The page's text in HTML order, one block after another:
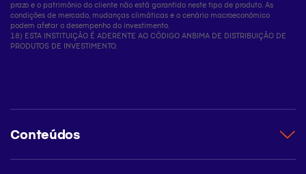
prazo e o patrimônio do cliente não está garantido neste tipo de produto. As
condições de mercado, mudanças climáticas e o cenário macroeconômico
podem afetar o desempenho do investimento.
18) ESTA INSTITUIÇÃO É ADERENTE AO CÓDIGO ANBIMA DE DISTRIBUIÇÃO DE
PRODUTOS DE INVESTIMENTO.
Conteúdos